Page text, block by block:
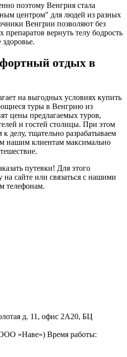
поэтому Венгрия стала
центром" для людей из разных
Венгрии позволяют без
вернуть телу бодрость
отдых в
на выгодных условиях купить
туры в Венгрию из
цены предлагаемых туров,
и гостей столицы. При этом
делу, тщательно разрабатываем
нашим клиентам максимально
путевки! Для этого
на сайте или связаться с нашими
телефонам.
д. 11, офис 2А20, БЦ
«Наве») Время работы: